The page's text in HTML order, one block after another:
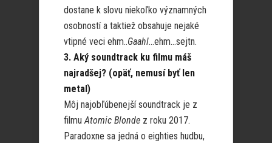
dostane k slovu niekoľko významných
osobností a taktiež obsahuje nejaké
vtipné veci ehm..Gaahl…ehm…sejtn.
3. Aký soundtrack ku filmu máš
najradšej? (opäť, nemusí byť len
metal)
Môj najobľúbenejší soundtrack je z
filmuAtomic Blonde z roku 2017.
Paradoxne sa jedná o eighties hudbu,